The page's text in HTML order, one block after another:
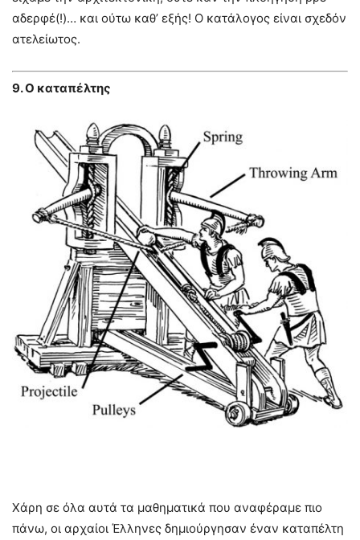
αδερφέ(!)… και ούτω καθ’ εξής! Ο κατάλογος είναι σχεδόν
ατελείωτος.
9. Ο καταπέλτης
Χάρη σε όλα αυτά τα μαθηματικά που αναφέραμε πιο
πάνω, οι αρχαίοι Έλληνες δημιούργησαν έναν καταπέλτη